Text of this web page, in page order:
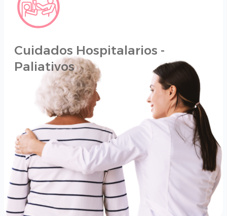
Cuidados Hospitalarios -
Paliativos